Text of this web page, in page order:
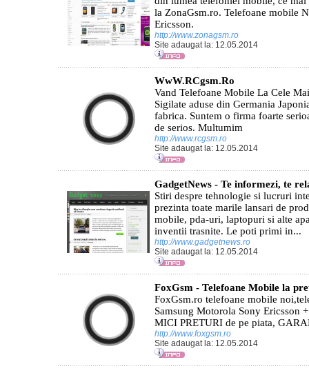
la ZonaGsm.ro. Telefoane mobile
Ericsson.
http://www.zonagsm.ro
Site adaugat la: 12.05.2014
WwW.RCgsm.Ro
Vand Telefoane Mobile La Cele
Sigilate aduse din Germania
fabrica. Suntem o firma foarte
de serios. Multumim
http://www.rcgsm.ro
Site adaugat la: 12.05.2014
GadgetNews - Te informezi, te
Stiri despre tehnologie si lucruri
prezinta toate marile lansari de
mobile, pda-uri, laptopuri si alte
inventii trasnite. Le poti primi in...
http://www.gadgetnews.ro
Site adaugat la: 12.05.2014
FoxGsm - Telefoane Mobile la
FoxGsm.ro telefoane mobile
Samsung Motorola Sony Ericsson
MICI PRETURI de pe piata,
http://www.foxgsm.ro
Site adaugat la: 12.05.2014